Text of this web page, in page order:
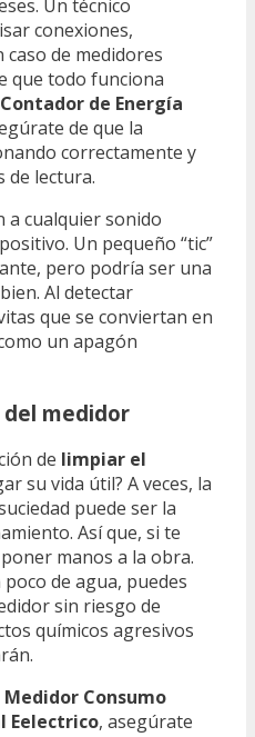
Un técnico
conexiones,
de medidores
que todo funciona
Contador de Energía
de que la
correctamente y
de lectura.
a cualquier sonido
Un pequeño “tic”
pero podría ser una
Al detectar
que se conviertan en
un apagón
del medidor
de limpiar el
su vida útil? A veces, la
puede ser la
Así que, si te
manos a la obra.
de agua, puedes
sin riesgo de
químicos agresivos
Medidor Consumo
Eelectrico, asegúrate